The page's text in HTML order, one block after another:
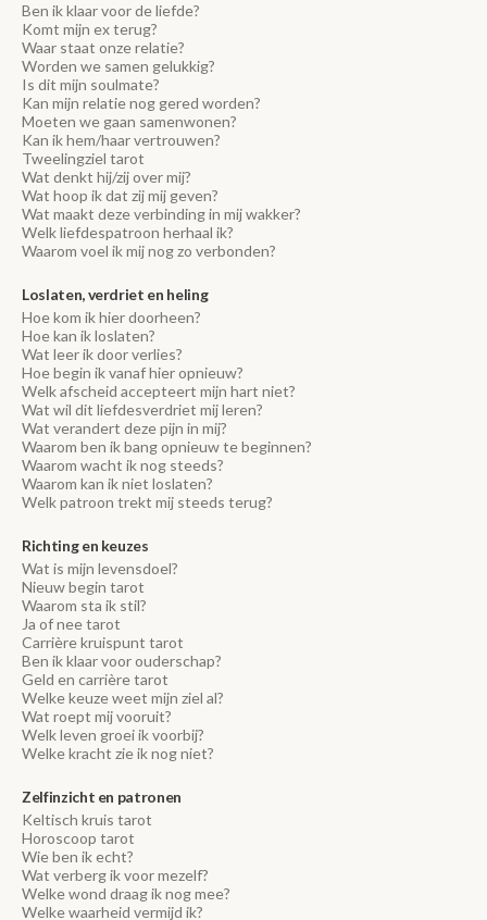
Ben ik klaar voor de liefde?
Komt mijn ex terug?
Waar staat onze relatie?
Worden we samen gelukkig?
Is dit mijn soulmate?
Kan mijn relatie nog gered worden?
Moeten we gaan samenwonen?
Kan ik hem/haar vertrouwen?
Tweelingziel tarot
Wat denkt hij/zij over mij?
Wat hoop ik dat zij mij geven?
Wat maakt deze verbinding in mij wakker?
Welk liefdespatroon herhaal ik?
Waarom voel ik mij nog zo verbonden?
Loslaten, verdriet en heling
Hoe kom ik hier doorheen?
Hoe kan ik loslaten?
Wat leer ik door verlies?
Hoe begin ik vanaf hier opnieuw?
Welk afscheid accepteert mijn hart niet?
Wat wil dit liefdesverdriet mij leren?
Wat verandert deze pijn in mij?
Waarom ben ik bang opnieuw te beginnen?
Waarom wacht ik nog steeds?
Waarom kan ik niet loslaten?
Welk patroon trekt mij steeds terug?
Richting en keuzes
Wat is mijn levensdoel?
Nieuw begin tarot
Waarom sta ik stil?
Ja of nee tarot
Carrière kruispunt tarot
Ben ik klaar voor ouderschap?
Geld en carrière tarot
Welke keuze weet mijn ziel al?
Wat roept mij vooruit?
Welk leven groei ik voorbij?
Welke kracht zie ik nog niet?
Zelfinzicht en patronen
Keltisch kruis tarot
Horoscoop tarot
Wie ben ik echt?
Wat verberg ik voor mezelf?
Welke wond draag ik nog mee?
Welke waarheid vermijd ik?